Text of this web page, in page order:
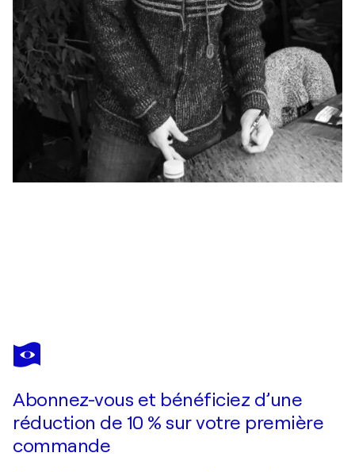
JONATHAN PRADILLON
Grand éclat argent bleu violet
Abonnez-vous et bénéficiez d’une
réduction de 10 % sur votre première
commande